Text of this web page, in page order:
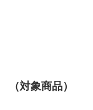
（対象商品）